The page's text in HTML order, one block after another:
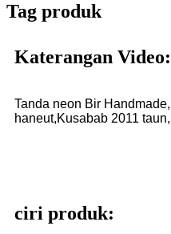
Tag produk
Katerangan Video:
Tanda neon Bir
haneut,Kusabab 2011
ciri produk: